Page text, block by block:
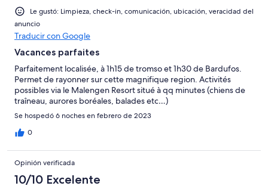
Le gustó: Limpieza, check-in, comunicación, ubicación, veracidad del
anuncio
Traducir con Google
Vacances parfaites
Parfaitement localisée, à 1h15 de tromso et 1h30 de Bardufos.
Permet de rayonner sur cette magnifique region. Activités
possibles via le Malengen Resort situé à qq minutes (chiens de
traîneau, aurores boréales, balades etc…)
Se hospedó 6 noches en febrero de 2023
0
Opinión verificada
10/10 Excelente